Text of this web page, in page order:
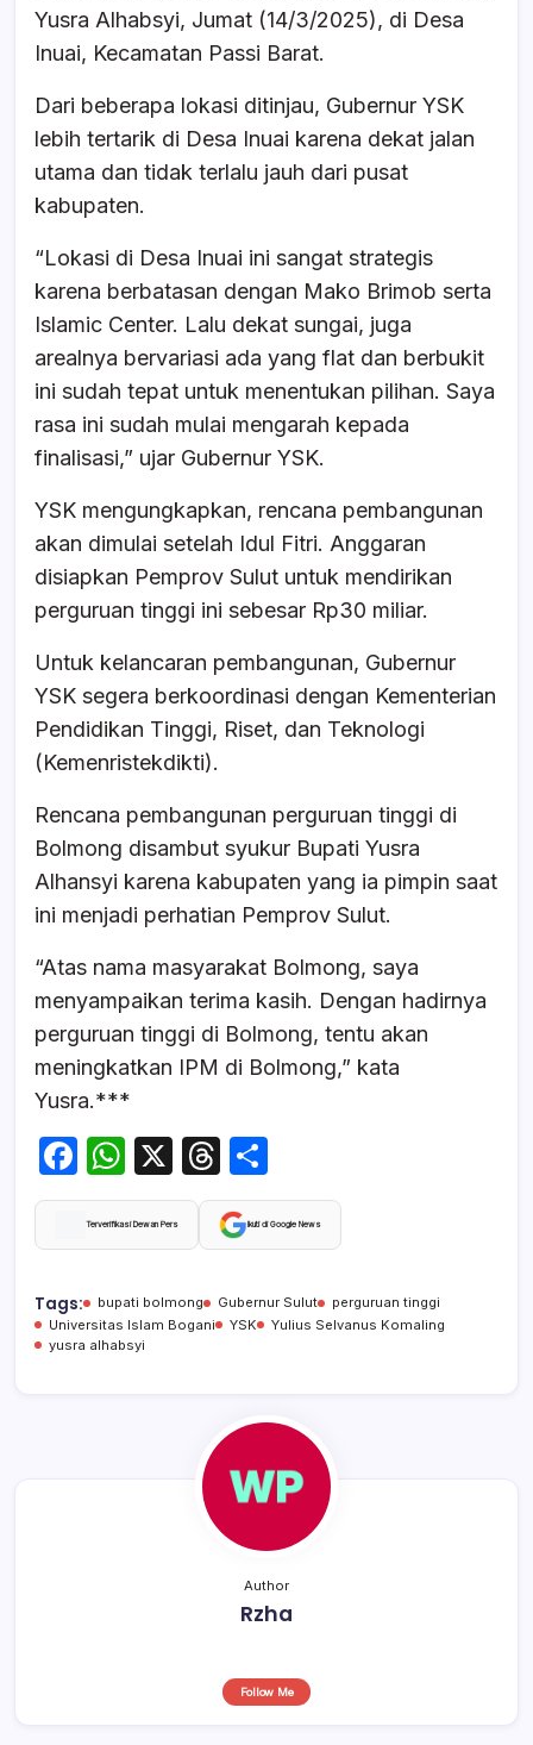
Yusra Alhabsyi, Jumat (14/3/2025), di Desa
Inuai, Kecamatan Passi Barat.
Dari beberapa lokasi ditinjau, Gubernur YSK
lebih tertarik di Desa Inuai karena dekat jalan
utama dan tidak terlalu jauh dari pusat
kabupaten.
“Lokasi di Desa Inuai ini sangat strategis
karena berbatasan dengan Mako Brimob serta
Islamic Center. Lalu dekat sungai, juga
arealnya bervariasi ada yang flat dan berbukit
ini sudah tepat untuk menentukan pilihan. Saya
rasa ini sudah mulai mengarah kepada
finalisasi,” ujar Gubernur YSK.
YSK mengungkapkan, rencana pembangunan
akan dimulai setelah Idul Fitri. Anggaran
disiapkan Pemprov Sulut untuk mendirikan
perguruan tinggi ini sebesar Rp30 miliar.
Untuk kelancaran pembangunan, Gubernur
YSK segera berkoordinasi dengan Kementerian
Pendidikan Tinggi, Riset, dan Teknologi
(Kemenristekdikti).
Rencana pembangunan perguruan tinggi di
Bolmong disambut syukur Bupati Yusra
Alhansyi karena kabupaten yang ia pimpin saat
ini menjadi perhatian Pemprov Sulut.
“Atas nama masyarakat Bolmong, saya
menyampaikan terima kasih. Dengan hadirnya
perguruan tinggi di Bolmong, tentu akan
meningkatkan IPM di Bolmong,” kata
Yusra.***
F
a
c
b
o
W
h
at
A
p
X
T
hr
e
d
s
h
ar
Terverifikasi Dewan Pers Ikuti di Google News
Tags: bupati bolmong Gubernur Sulut
perguruan tinggi
Universitas Islam Bogani
YSK
Yulius Selvanus Komaling
yusra alhabsyi
Author
Rzha
Follow Me